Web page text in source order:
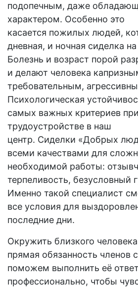
подопечным, даже
характером. Особенно это
касается пожилых людей,
дневная, и ночная сиделка
Болезнь и возраст порой
и делают человека
требовательным,
Психологическая
самых важных критериев при
трудоустройстве в наш
центр. Сиделки «Добрых
всеми качествами для
необходимой работы:
терпеливость, безусловный
Именно такой специалист
все условия для
последние дни.
Окружить близкого
прямая обязанность членов
поможем выполнить её
профессионально, чтобы